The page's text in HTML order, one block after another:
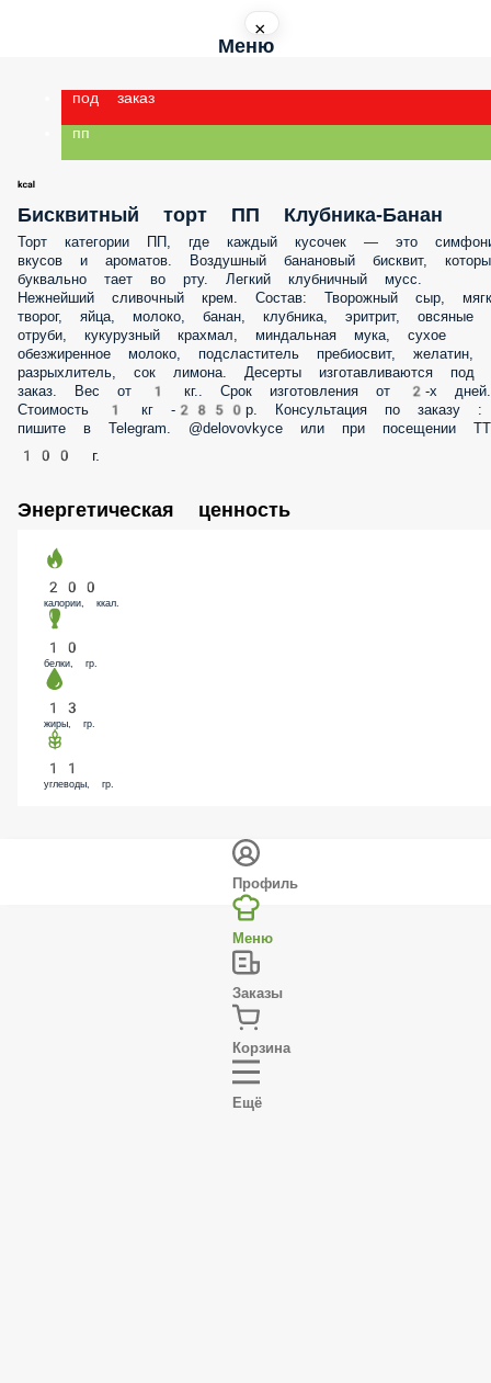
Меню
под заказ
пп
Бисквитный торт ПП Клубника-Банан
Торт категории ПП, где каждый кусочек — это симфония вкусов и
ароматов. Воздушный банановый бисквит, который буквально тает
рту. Легкий клубничный мусс. Нежнейший сливочный крем. Состав:
Творожный сыр, мягкий творог, яйца, молоко, банан, клубника,
эритрит, овсяные отруби, кукурузный крахмал, миндальная мука,
сухое обезжиренное молоко, подсластитель пребиосвит, желатин,
разрыхлитель, сок лимона. Десерты изготавливаются под заказ. Вес
1 кг.. Срок изготовления от 2-х дней. Стоимость 1 кг -2850р.
Консультация по заказу : пишите в Telegram. @delovovkyce или при
посещении ТТ
100 г.
200
калории, ккал.
10
белки, гр.
13
жиры, гр.
11
углеводы, гр.
Профиль
Меню
Заказы
Корзина
Ещё
×